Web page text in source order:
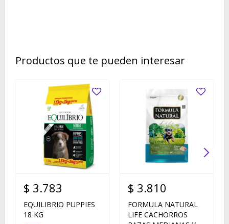
Productos que te pueden interesar
$ 3.783
EQUILIBRIO PUPPIES
18 KG
$ 3.810
FORMULA NATURAL
LIFE CACHORROS